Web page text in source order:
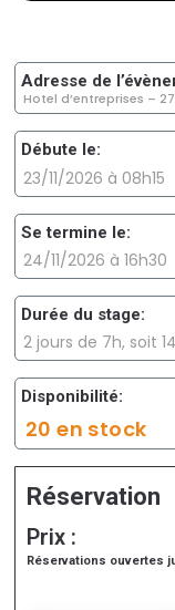
Adresse de
Hotel d’entreprises –
Débute le:
23/11/2026 à 08h15
Se termine le:
24/11/2026 à 16h30
Durée du stage:
2 jours de 7h, soit
Disponibilité:
20 en stock
Réservation
Prix :
Réservations ouvertes